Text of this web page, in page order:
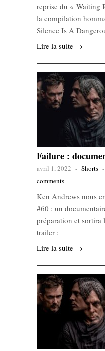
reprise du « Waiting
la compilation
Silence Is A
Lire la suite →
Failure :
avril 1, 2022 - Shorts -
comments
Ken Andrews nous
#60 : un
préparation et sortira
trailer :
Lire la suite →